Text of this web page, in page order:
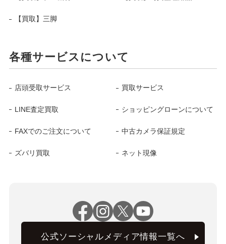
【買取】三脚
各種サービスについて
店頭受取サービス 買取サービス
LINE査定買取 ショッピングローンについて
FAXでのご注文について 中古カメラ保証規定
ズバリ買取 ネット現像
公式ソーシャルメディア情報一覧へ